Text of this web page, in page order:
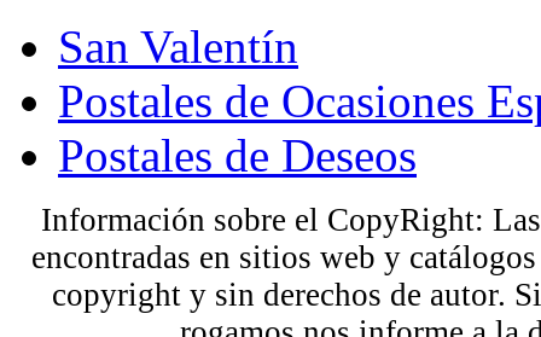
San Valentín
Postales de Ocasiones
Postales de Deseos
Información sobre el CopyRight:
encontradas en sitios web y
copyright y sin derechos de autor.